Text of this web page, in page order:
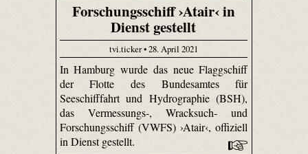
Forschungsschiff ›Atair‹ in
Dienst gestellt
tvi.ticker • 28. April 2021
In Hamburg wurde das neue Flaggschiff
der Flotte des Bundesamtes für
Seeschifffahrt und Hydrographie (BSH),
das Vermessungs-, Wracksuch- und
Forschungsschiff (VWFS) ›Atair‹, offiziell
in Dienst gestellt.